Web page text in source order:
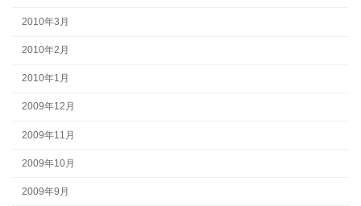
2010年3月
2010年2月
2010年1月
2009年12月
2009年11月
2009年10月
2009年9月